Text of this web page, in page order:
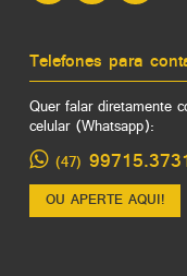
Telefones para
Quer falar diretamente
celular (Whatsapp):
(47)
OU APERTE AQUI!